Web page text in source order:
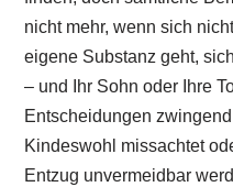
nicht mehr, wenn sich
eigene Substanz geht,
– und Ihr Sohn oder Ihre
Entscheidungen
Kindeswohl missachtet
Entzug unvermeidbar